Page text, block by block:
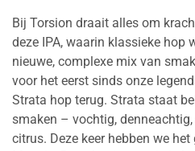
Bij Torsion draait alles om
deze IPA, waarin klassieke hop
nieuwe, complexe mix van
voor het eerst sinds onze
Strata hop terug. Strata staat
smaken – vochtig,
citrus. Deze keer hebben we